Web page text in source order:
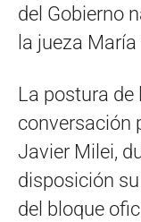
del Gobierno
la jueza
La postura de
conversación
Javier Milei,
disposición
del bloque